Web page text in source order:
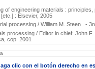
of engineering materials :
: Elsevier, 2005
processing / William M. Steen . -
processing / Editor in chief: John
cop. 2001
clic con el botón derecho en